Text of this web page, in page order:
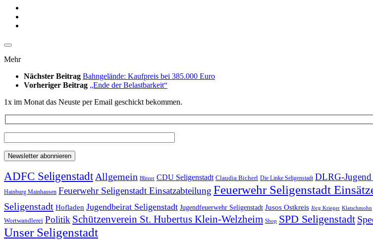
Mehr
Nächster Beitrag Bahngelände: Kaufpreis bei 385.000 Euro
Vorheriger Beitrag „Ende der Belastbarkeit“
1x im Monat das Neuste per Email geschickt bekommen.
ADFC SeligenstadtAllgemein Blitzer CDU Seligenstadt Claudia Bicherl Die Linke Seligenstadt DLRG-Jugend
Hainburg Mainhausen Feuerwehr Seligenstadt Einsatzabteilung Feuerwehr Seligenstadt
Seligenstadt Hofladen Jugendbeirat Seligenstadt Jugendfeuerwehr Seligenstadt Jusos Ostkreis Jörg Krieger Klatschmohn
Wortwandlerei Politik Schützenverein St. Hubertus Klein-Welzheim Shop SPD Seligenstadt
Unser Seligenstadt